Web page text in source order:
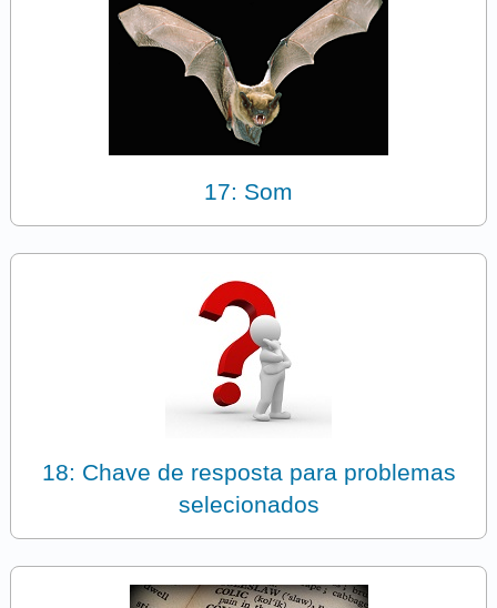
17: Som
18: Chave de resposta para problemas
selecionados